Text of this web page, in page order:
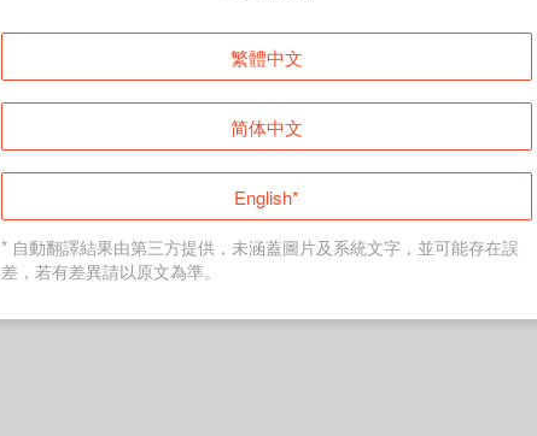
登入
返回首頁
繁體中文
简体中文
English*
* 自動翻譯結果由第三方提供，未涵蓋圖片及系統文字，並可能存在誤
差，若有差異請以原文為準。